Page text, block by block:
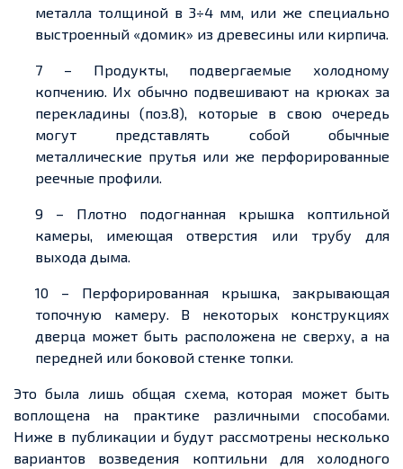
металла толщиной в 3÷4 мм, или же специально
выстроенный «домик» из древесины или кирпича.
7 – Продукты, подвергаемые холодному
копчению. Их обычно подвешивают на крюках за
перекладины (поз.8), которые в свою очередь
могут представлять собой обычные
металлические прутья или же перфорированные
реечные профили.
9 – Плотно подогнанная крышка коптильной
камеры, имеющая отверстия или трубу для
выхода дыма.
10 – Перфорированная крышка, закрывающая
топочную камеру. В некоторых конструкциях
дверца может быть расположена не сверху, а на
передней или боковой стенке топки.
Это была лишь общая схема, которая может быть
воплощена на практике различными способами.
Ниже в публикации и будут рассмотрены несколько
вариантов возведения коптильни для холодного